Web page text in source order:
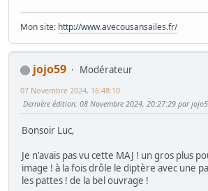
Mon site: http://www.avecousansailes.fr/
jojo59
Modérateur
07 Novembre 2024, 16:48:10
Dernière édition: 08 Novembre 2024, 20:27:29 par
Bonsoir Luc,
Je n'avais pas vu cette MAJ ! un gros plus
image ! à la fois drôle le diptère avec une
les pattes ! de la bel ouvrage !